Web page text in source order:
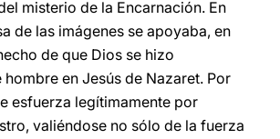
misterio de la Encarnación. En
de las imágenes se apoyaba, en
de que Dios se hizo
en Jesús de Nazaret. Por
esfuerza legítimamente por
valiéndose no sólo de la fuerza